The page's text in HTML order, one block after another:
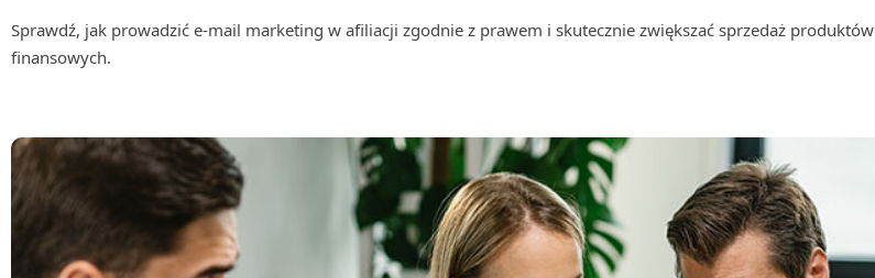
Sprawdź, jak prowadzić e-mail marketing w afiliacji zgodnie z prawem i skutecznie zwiększać sprzedaż produktów
finansowych.